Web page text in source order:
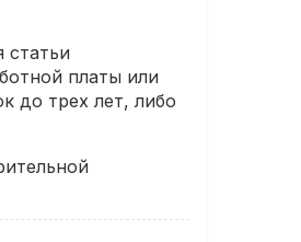
статьи
платы или
до трех лет, либо